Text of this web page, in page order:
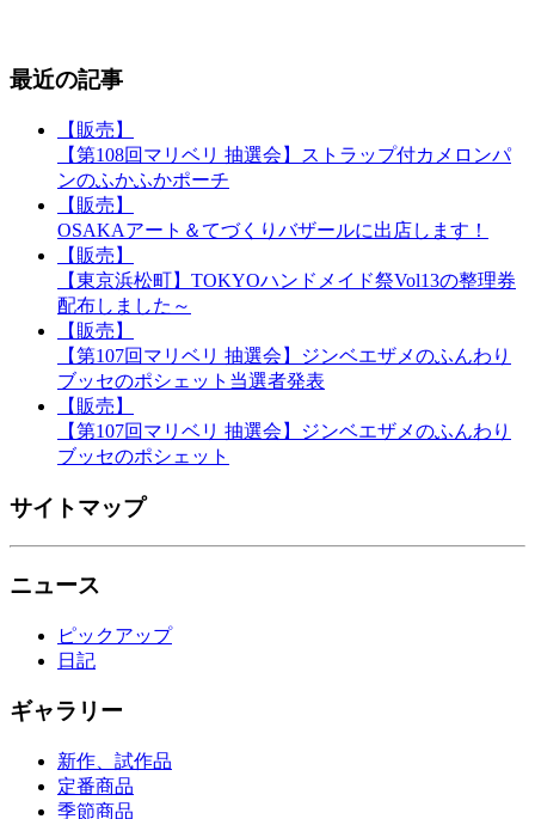
最近の記事
【販売】
【第108回マリベリ 抽選会】ストラップ付カメロンパ
ンのふかふかポーチ
【販売】
OSAKAアート＆てづくりバザールに出店します！
【販売】
【東京浜松町】TOKYOハンドメイド祭Vol13の整理券
配布しました～
【販売】
【第107回マリベリ 抽選会】ジンベエザメのふんわり
ブッセのポシェット当選者発表
【販売】
【第107回マリベリ 抽選会】ジンベエザメのふんわり
ブッセのポシェット
サイトマップ
ニュース
ピックアップ
日記
ギャラリー
新作、試作品
定番商品
季節商品